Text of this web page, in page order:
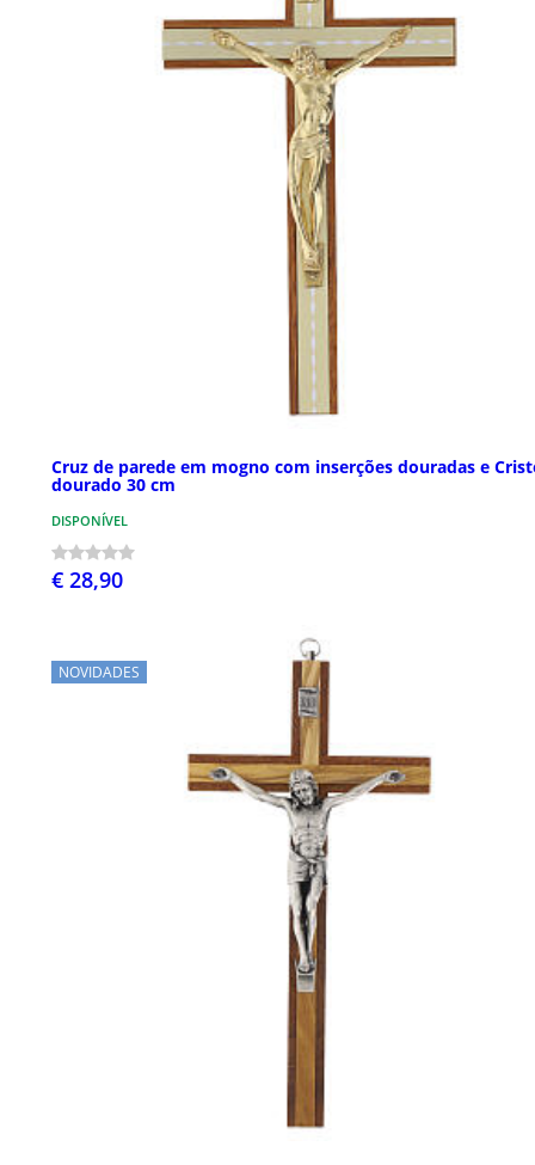
Cruz de parede em mogno com inserções douradas e
dourado 30 cm
DISPONÍVEL
€ 28,90
NOVIDADES